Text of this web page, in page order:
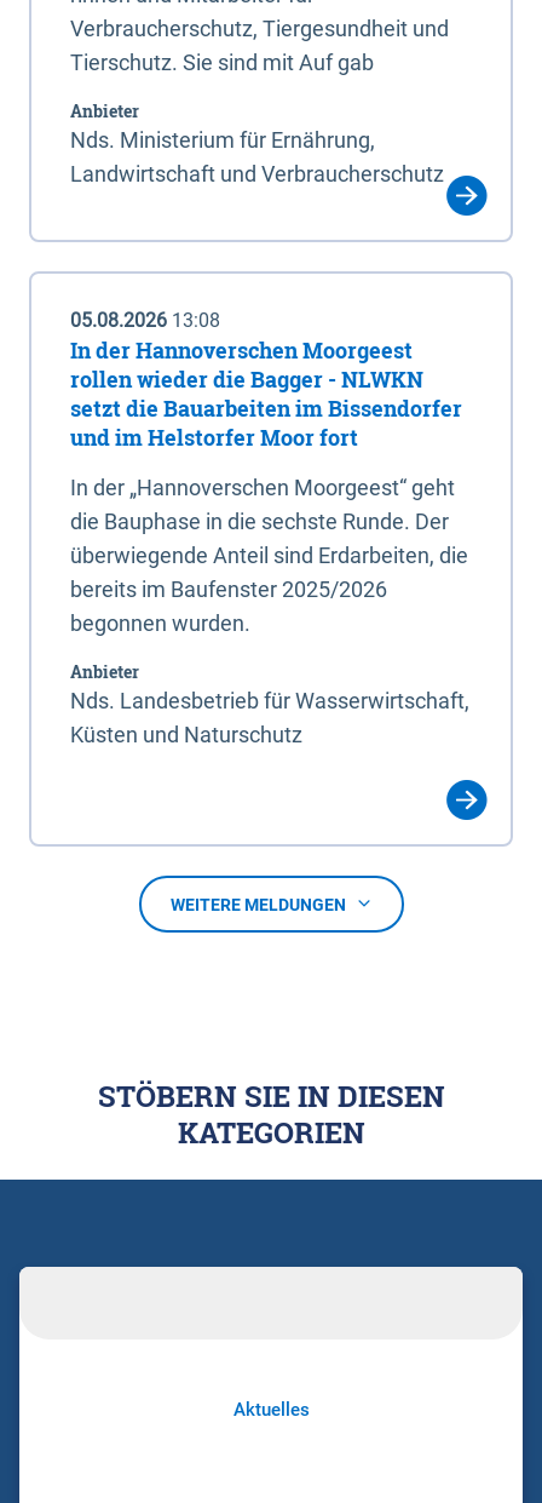
Verbraucherschutz, Tiergesundheit und
Tierschutz. Sie sind mit Auf gab
Anbieter
Nds. Ministerium für Ernährung,
Landwirtschaft und Verbraucherschutz
05.08.2026 13:08
In der Hannoverschen Moorgeest
rollen wieder die Bagger - NLWKN
setzt die Bauarbeiten im Bissendorfer
und im Helstorfer Moor fort
In der „Hannoverschen Moorgeest“ geht
die Bauphase in die sechste Runde. Der
überwiegende Anteil sind Erdarbeiten, die
bereits im Baufenster 2025/2026
begonnen wurden.
Anbieter
Nds. Landesbetrieb für Wasserwirtschaft,
Küsten und Naturschutz
WEITERE MELDUNGEN
STÖBERN SIE IN DIESEN
KATEGORIEN
Aktuelles